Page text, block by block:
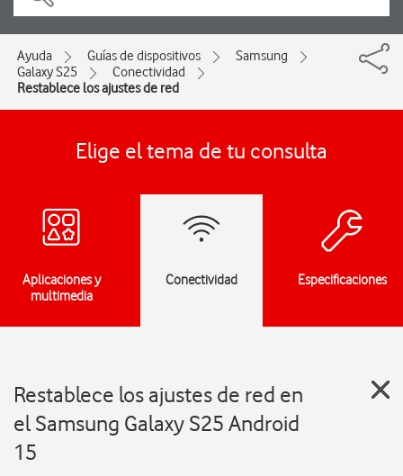
Ayuda Guías de dispositivos
Samsung
Galaxy S25
Conectividad
Restablece los ajustes de red
Elige el tema de tu consulta
Aplicaciones y
multimedia
Conectividad Especificaciones
Restablece los ajustes de red en
el Samsung Galaxy S25 Android
15